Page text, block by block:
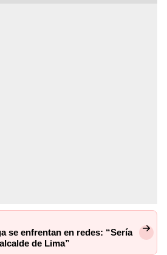
se enfrentan en redes: “Sería
de Lima”